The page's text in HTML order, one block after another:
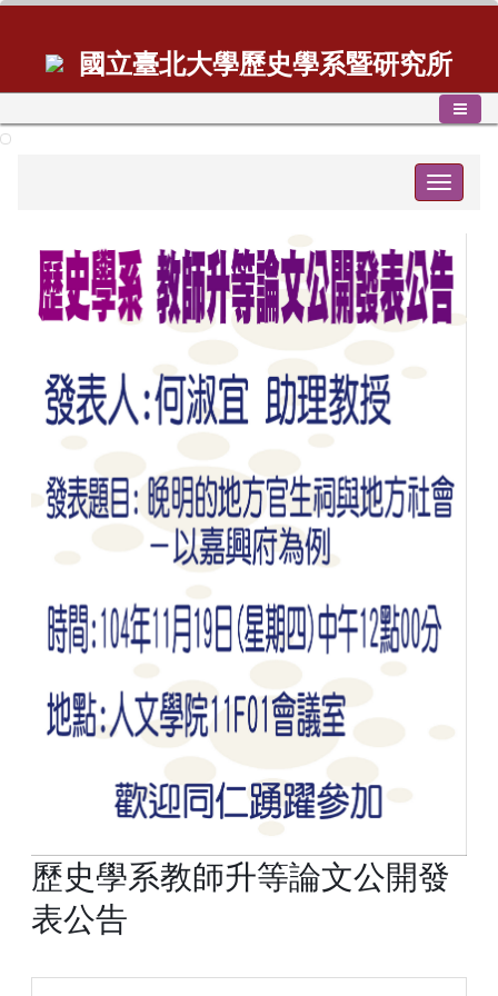
國立臺北大學歷史學系暨研究所
Toggle
歷史學系教師升等論文公開發
表公告